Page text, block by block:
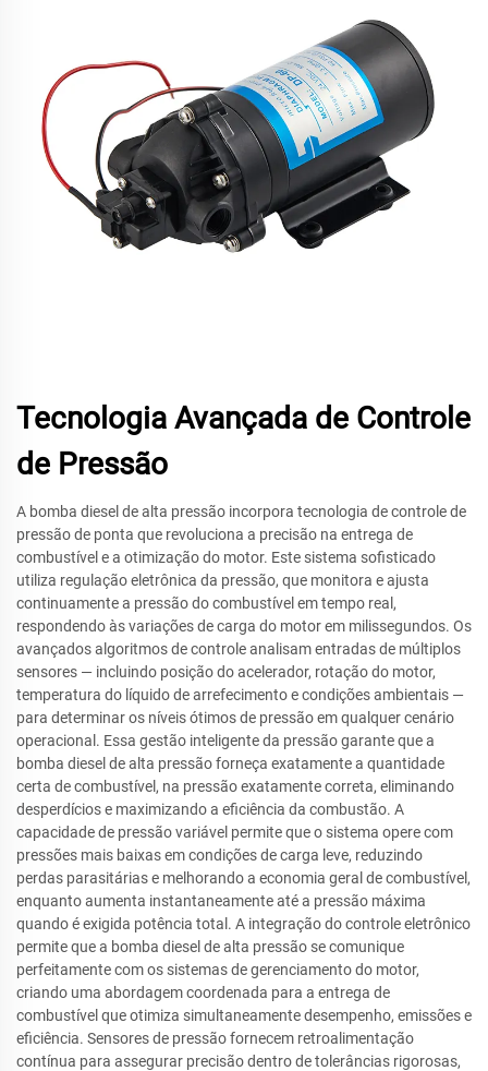
Tecnologia Avançada de Controle
de Pressão
A bomba diesel de alta pressão incorpora tecnologia de controle de
pressão de ponta que revoluciona a precisão na entrega de
combustível e a otimização do motor. Este sistema sofisticado
utiliza regulação eletrônica da pressão, que monitora e ajusta
continuamente a pressão do combustível em tempo real,
respondendo às variações de carga do motor em milissegundos. Os
avançados algoritmos de controle analisam entradas de múltiplos
sensores — incluindo posição do acelerador, rotação do motor,
temperatura do líquido de arrefecimento e condições ambientais —
para determinar os níveis ótimos de pressão em qualquer cenário
operacional. Essa gestão inteligente da pressão garante que a
bomba diesel de alta pressão forneça exatamente a quantidade
certa de combustível, na pressão exatamente correta, eliminando
desperdícios e maximizando a eficiência da combustão. A
capacidade de pressão variável permite que o sistema opere com
pressões mais baixas em condições de carga leve, reduzindo
perdas parasitárias e melhorando a economia geral de combustível,
enquanto aumenta instantaneamente até a pressão máxima
quando é exigida potência total. A integração do controle eletrônico
permite que a bomba diesel de alta pressão se comunique
perfeitamente com os sistemas de gerenciamento do motor,
criando uma abordagem coordenada para a entrega de
combustível que otimiza simultaneamente desempenho, emissões e
eficiência. Sensores de pressão fornecem retroalimentação
contínua para assegurar precisão dentro de tolerâncias rigorosas,